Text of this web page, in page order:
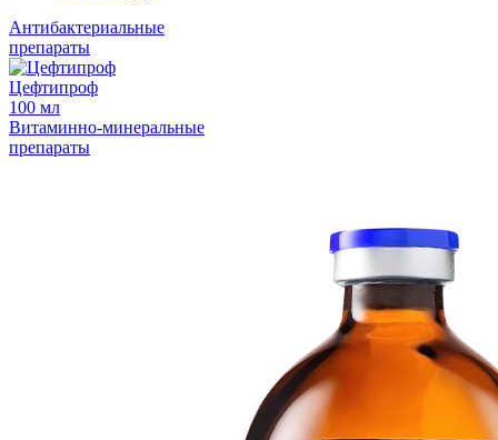
Антибактериальные
препараты
Цефтипроф
100 мл
Витаминно-минеральные
препараты